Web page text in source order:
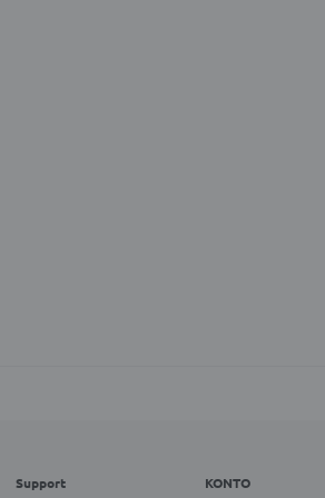
Support KONTO